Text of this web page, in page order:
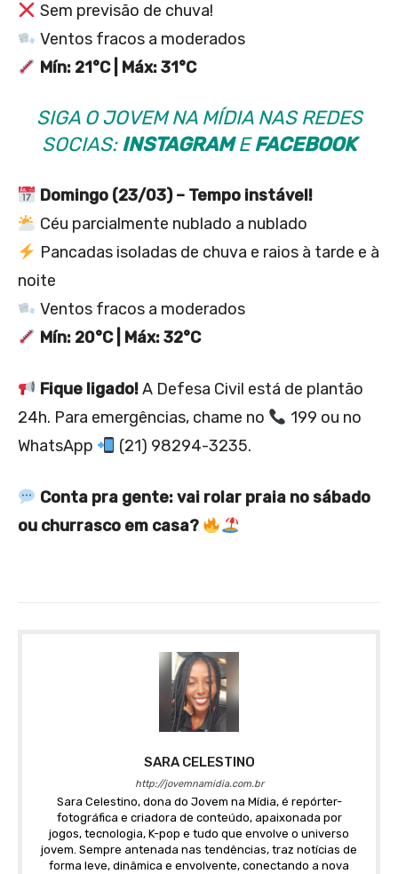
Sem previsão de chuva!
Ventos fracos a moderados
Mín: 21°C | Máx: 31°C
SIGA O JOVEM NA MÍDIA NAS REDES
SOCIAS: INSTAGRAMEFACEBOOK
Domingo (23/03) – Tempo instável!
Céu parcialmente nublado a nublado
Pancadas isoladas de chuva e raios à tarde e à
noite
Ventos fracos a moderados
Mín: 20°C | Máx: 32°C
Fique ligado!A Defesa Civil está de plantão
24h. Para emergências, chame no
199 ou no
WhatsApp
(21) 98294-3235.
Conta pra gente: vai rolar praia no sábado
ou churrasco em casa?
SARA CELESTINO
http://jovemnamidia.com.br
Sara Celestino, dona do Jovem na Mídia, é repórter-
fotográfica e criadora de conteúdo, apaixonada por
jogos, tecnologia, K-pop e tudo que envolve o universo
jovem. Sempre antenada nas tendências, traz notícias de
forma leve, dinâmica e envolvente, conectando a nova